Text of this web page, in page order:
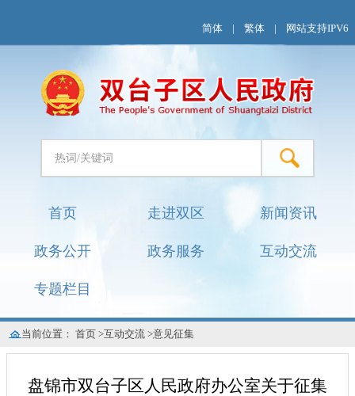
简体 繁体 网站支持IPV6
首页 走进双区 新闻资讯
政务公开 政务服务 互动交流
专题栏目
当前位置：首页 > 互动交流 >意见征集
盘锦市双台子区人民政府办公室关于征集